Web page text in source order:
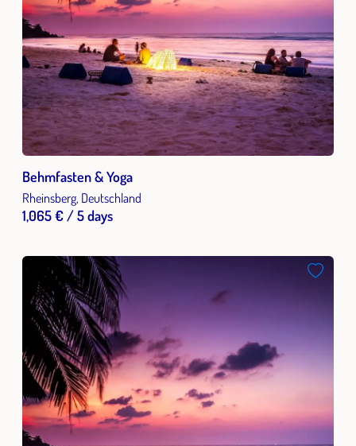
Behmfasten & Yoga
Rheinsberg, Deutschland
1,065 € / 5 days